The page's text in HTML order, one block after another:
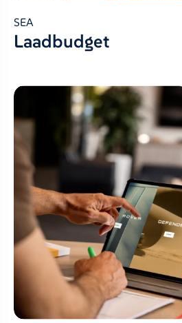
SEA
Laadbudget